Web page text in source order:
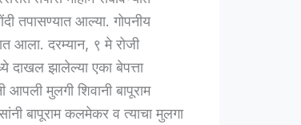
तपासण्यात आल्या. गोपनीय
आला. दरम्यान, ९ मे रोजी
दाखल झालेल्या एका बेपत्ता
आपली मुलगी शिवानी बापूराम
बापूराम कलमेकर व त्याचा मुलगा